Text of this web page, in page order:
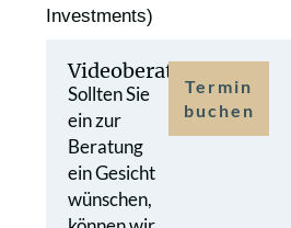
Investments)
Videoberatung
Sollten Sie
ein zur
Beratung
ein Gesicht
wünschen,
Termin
buchen